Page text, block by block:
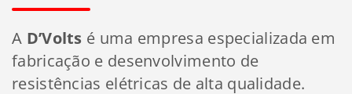
A D’Volts é uma empresa especializada em
fabricação e desenvolvimento de
resistências elétricas de alta qualidade.